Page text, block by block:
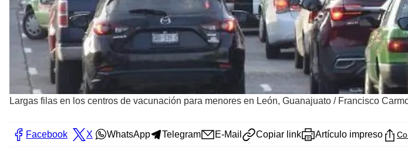
Largas filas en los centros de vacunación para menores en León, Guanajuato / Francisco
Facebook X WhatsApp Telegram E-Mail Copiar link Artículo impreso